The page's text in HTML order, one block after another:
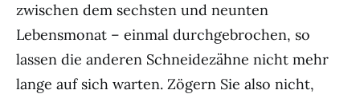
zwischen dem sechsten und neunten
Lebensmonat – einmal durchgebrochen, so
lassen die anderen Schneidezähne nicht mehr
lange auf sich warten. Zögern Sie also nicht,